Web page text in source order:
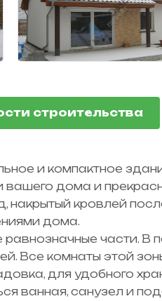
строительства
и компактное
дома и
накрытый кровлей
дома.
части. В
Все комнаты этой
для удобного
ванная, санузел и